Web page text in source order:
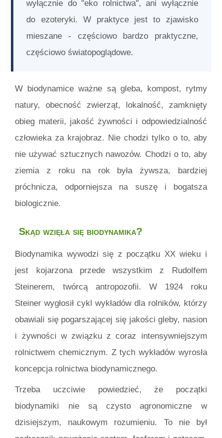
wyłącznie do "eko rolnictwa", ani wyłącznie
do ezoteryki. W praktyce jest to zjawisko
mieszane - częściowo bardzo praktyczne,
częściowo światopoglądowe.
W biodynamice ważne są gleba, kompost, rytmy
natury, obecność zwierząt, lokalność, zamknięty
obieg materii, jakość żywności i odpowiedzialność
człowieka za krajobraz. Nie chodzi tylko o to, aby
nie używać sztucznych nawozów. Chodzi o to, aby
ziemia z roku na rok była żywsza, bardziej
próchnicza, odporniejsza na suszę i bogatsza
biologicznie.
Skąd wzięła się biodynamika?
Biodynamika wywodzi się z początku XX wieku i
jest kojarzona przede wszystkim z Rudolfem
Steinerem, twórcą antropozofii. W 1924 roku
Steiner wygłosił cykl wykładów dla rolników, którzy
obawiali się pogarszającej się jakości gleby, nasion
i żywności w związku z coraz intensywniejszym
rolnictwem chemicznym. Z tych wykładów wyrosła
koncepcja rolnictwa biodynamicznego.
Trzeba uczciwie powiedzieć, że początki
biodynamiki nie są czysto agronomiczne w
dzisiejszym, naukowym rozumieniu. To nie był